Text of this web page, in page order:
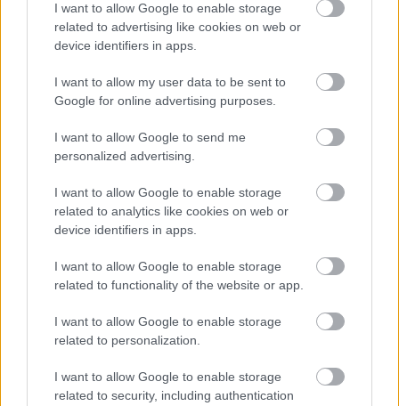
I want to allow Google to enable storage
related to advertising like cookies on web or
device identifiers in apps.
I want to allow my user data to be sent to
Google for online advertising purposes.
I want to allow Google to send me
personalized advertising.
I want to allow Google to enable storage
related to analytics like cookies on web or
device identifiers in apps.
I want to allow Google to enable storage
related to functionality of the website or app.
I want to allow Google to enable storage
related to personalization.
I want to allow Google to enable storage
related to security, including authentication
Adatbázis (Mafab) oldalán
Ajánlott bejegyzések:
Könyvajánló: Gyarmati-Paor Zoltán:
Arc/vonal (2026)